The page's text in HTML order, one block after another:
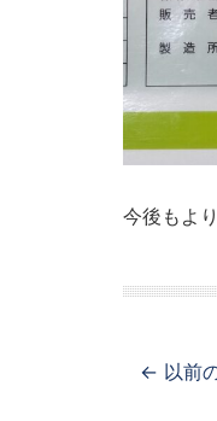
今後もよ
← 以前